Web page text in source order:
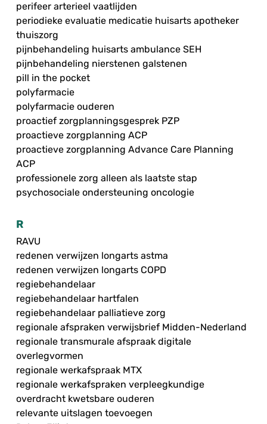
perifeer arterieel vaatlijden
periodieke evaluatie medicatie huisarts apotheker
thuiszorg
pijnbehandeling huisarts ambulance SEH
pijnbehandeling nierstenen galstenen
pill in the pocket
polyfarmacie
polyfarmacie ouderen
proactief zorgplanningsgesprek PZP
proactieve zorgplanning ACP
proactieve zorgplanning Advance Care Planning
ACP
professionele zorg alleen als laatste stap
psychosociale ondersteuning oncologie
R
RAVU
redenen verwijzen longarts astma
redenen verwijzen longarts COPD
regiebehandelaar
regiebehandelaar hartfalen
regiebehandelaar palliatieve zorg
regionale afspraken verwijsbrief Midden-Nederland
regionale transmurale afspraak digitale
overlegvormen
regionale werkafspraak MTX
regionale werkafspraken verpleegkundige
overdracht kwetsbare ouderen
relevante uitslagen toevoegen